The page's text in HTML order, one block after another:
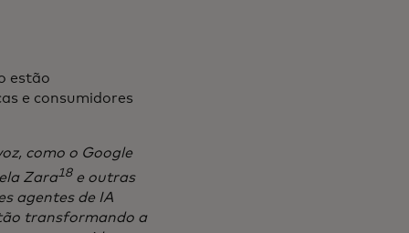
estão
e consumidores
como o Google
Zara18 e outras
agentes de IA
transformando a